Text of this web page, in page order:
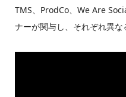
TMS、ProdCo、We Are
ナーが関与し、それぞれ異な